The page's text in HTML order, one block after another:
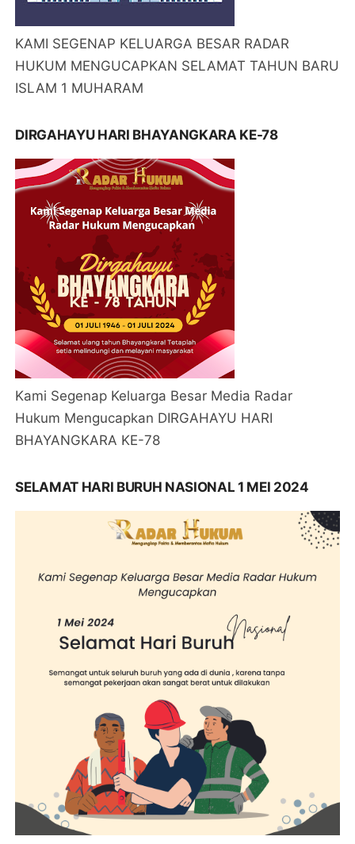
KAMI SEGENAP KELUARGA BESAR RADAR
HUKUM MENGUCAPKAN SELAMAT TAHUN BARU
ISLAM 1 MUHARAM
DIRGAHAYU HARI BHAYANGKARA KE-78
Kami Segenap Keluarga Besar Media Radar
Hukum Mengucapkan DIRGAHAYU HARI
BHAYANGKARA KE-78
SELAMAT HARI BURUH NASIONAL 1 MEI 2024